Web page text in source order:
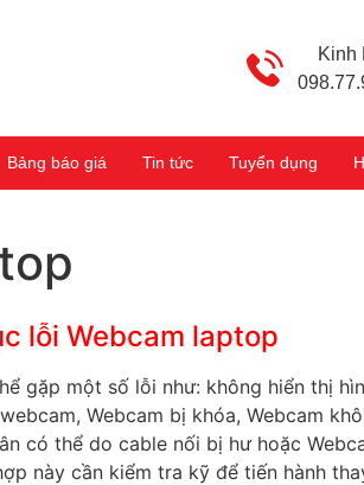
Kinh
Bảng báo giá Tin tức Tuyển dụng
lỗi Webcam laptop
gặp một số lỗi như: không hiển thị
Webcam bị khóa, Webcam
có thể do cable nối bị hư hoặc
này cần kiểm tra kỹ để tiến hành